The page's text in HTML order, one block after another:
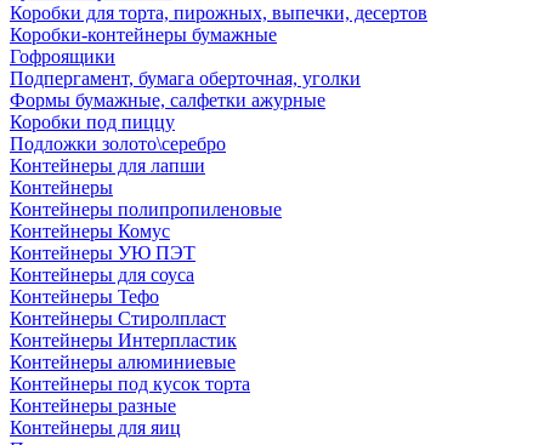
Коробки для торта, пирожных, выпечки, десертов
Коробки-контейнеры бумажные
Гофроящики
Подпергамент, бумага оберточная, уголки
Формы бумажные, салфетки ажурные
Коробки под пиццу
Подложки золото\серебро
Контейнеры для лапши
Контейнеры
Контейнеры полипропиленовые
Контейнеры Комус
Контейнеры УЮ ПЭТ
Контейнеры для соуса
Контейнеры Тефо
Контейнеры Стиролпласт
Контейнеры Интерпластик
Контейнеры алюминиевые
Контейнеры под кусок торта
Контейнеры разные
Контейнеры для яиц